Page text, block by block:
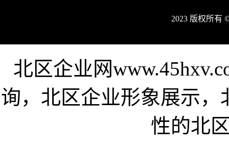
2023 版权所有
北区企业网
询，北区企业形象展示
性的北